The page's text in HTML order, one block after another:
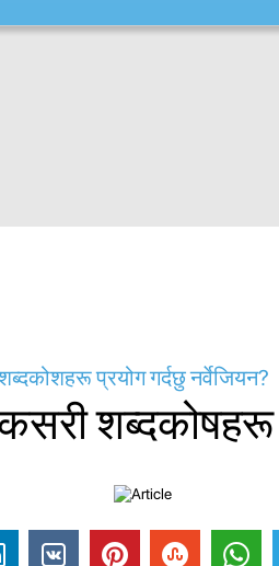
प्रयोग गर्दछु नर्वेजियन?
शब्दकोषहरू